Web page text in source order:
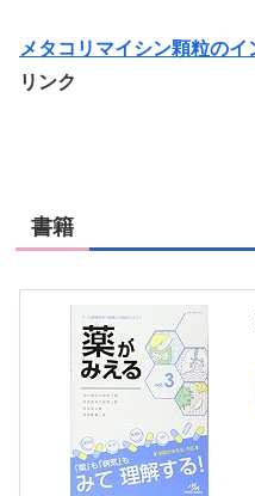
メタコリマイシン顆粒の
リンク
書籍